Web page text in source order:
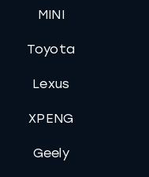
MINI
Toyota
Lexus
XPENG
Geely